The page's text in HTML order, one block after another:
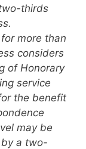
thirds
more than
considers
of Honorary
service
the benefit
may be
a two-